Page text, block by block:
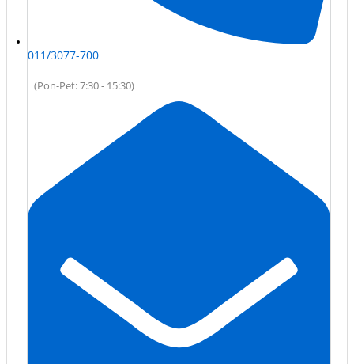
011/3077-700
(Pon-Pet: 7:30 - 15:30)